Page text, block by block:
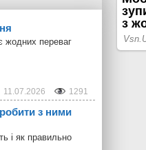
жодних переваг
11.07.2026 1291
з ними
і як правильно